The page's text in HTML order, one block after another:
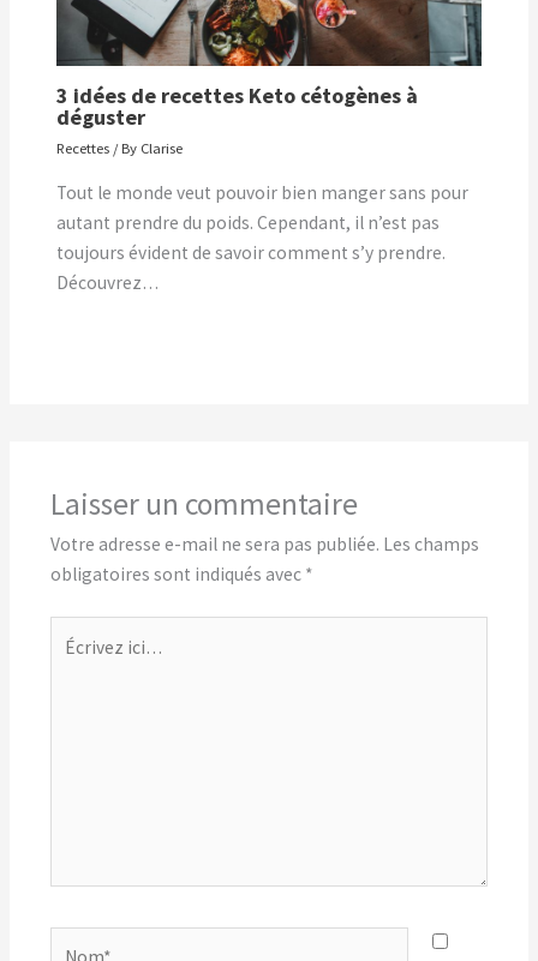
3 idées de recettes Keto cétogènes à
déguster
Recettes / By Clarise
Tout le monde veut pouvoir bien manger sans pour
autant prendre du poids. Cependant, il n’est pas
toujours évident de savoir comment s’y prendre.
Découvrez…
Laisser un commentaire
Votre adresse e-mail ne sera pas publiée. Les champs
obligatoires sont indiqués avec *
ici…